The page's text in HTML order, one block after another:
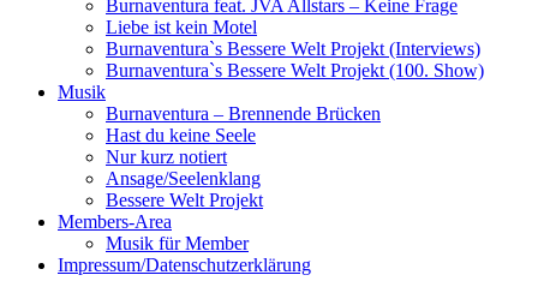
Burnaventura feat. JVA Allstars – Keine Frage
Liebe ist kein Motel
Burnaventura`s Bessere Welt Projekt (Interviews)
Burnaventura`s Bessere Welt Projekt (100. Show)
Musik
Burnaventura – Brennende Brücken
Hast du keine Seele
Nur kurz notiert
Ansage/Seelenklang
Bessere Welt Projekt
Members-Area
Musik für Member
Impressum/Datenschutzerklärung